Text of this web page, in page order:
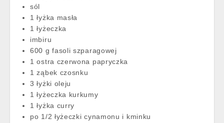
sól
1 łyżka masła
1 łyżeczka
imbiru
600 g fasoli szparagowej
1 ostra czerwona papryczka
1 ząbek czosnku
3 łyżki oleju
1 łyżeczka kurkumy
1 łyżka curry
po 1/2 łyżeczki cynamonu i kminku